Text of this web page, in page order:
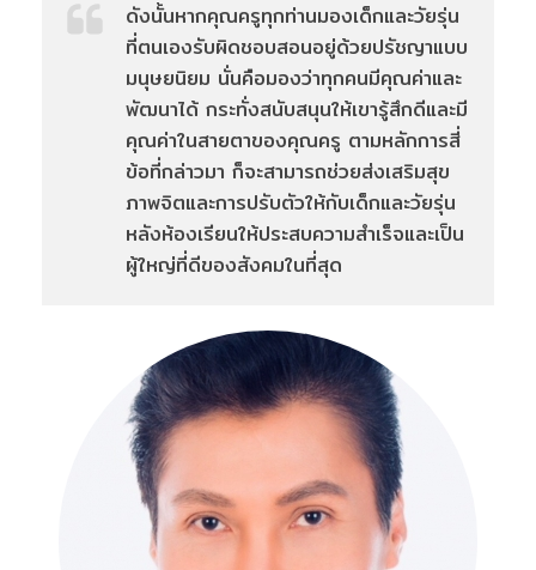
ดังนั้นหากคุณครูทุกท่านมองเด็กและวัยรุ่น
ที่ตนเองรับผิดชอบสอนอยู่ด้วยปรัชญาแบบ
มนุษยนิยม นั่นคือมองว่าทุกคนมีคุณค่าและ
พัฒนาได้ กระทั่งสนับสนุนให้เขารู้สึกดีและมี
คุณค่าในสายตาของคุณครู ตามหลักการสี่
ข้อที่กล่าวมา ก็จะสามารถช่วยส่งเสริมสุข
ภาพจิตและการปรับตัวให้กับเด็กและวัยรุ่น
หลังห้องเรียนให้ประสบความสำเร็จและเป็น
ผู้ใหญ่ที่ดีของสังคมในที่สุด